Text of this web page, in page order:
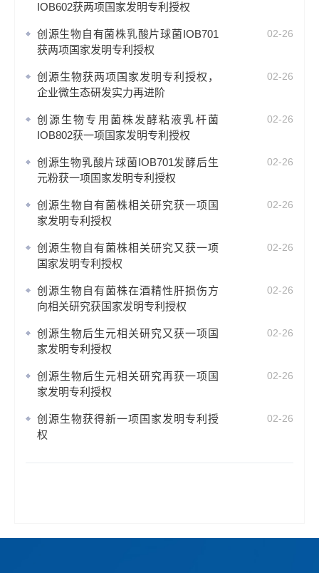
IOB602获两项国家发明专利授权
创源生物自有菌株乳酸片球菌IOB701
获两项国家发明专利授权
02-26
创源生物获两项国家发明专利授权，
企业微生态研发实力再进阶
02-26
创源生物专用菌株发酵粘液乳杆菌
IOB802获一项国家发明专利授权
02-26
创源生物乳酸片球菌IOB701发酵后生
元粉获一项国家发明专利授权
02-26
创源生物自有菌株相关研究获一项国
家发明专利授权
02-26
创源生物自有菌株相关研究又获一项
国家发明专利授权
02-26
创源生物自有菌株在酒精性肝损伤方
向相关研究获国家发明专利授权
02-26
创源生物后生元相关研究又获一项国
家发明专利授权
02-26
创源生物后生元相关研究再获一项国
家发明专利授权
02-26
创源生物获得新一项国家发明专利授
权
02-26